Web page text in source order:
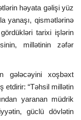
həyata gəlişi yüz
yanaşı, qismətlərinə
tarixi işlərin
millətinin zəfər
gələcəyini xoşbəxt
etdirir: “Təhsil millətin
yaranan müdrik
güclü dövlətin